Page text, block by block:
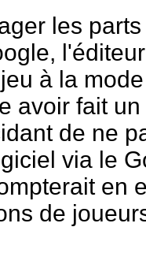
les
à la
avoir fait
de ne
via le
en
de